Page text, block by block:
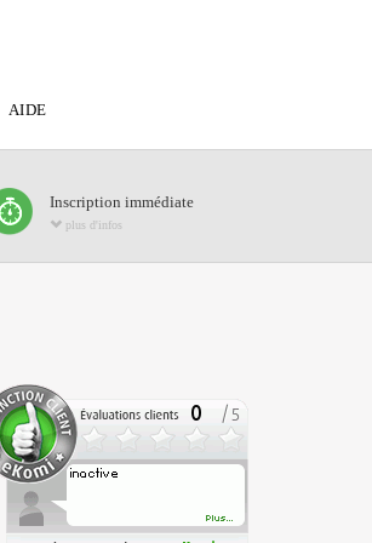
AIDE
Inscription immédiate
plus d'infos